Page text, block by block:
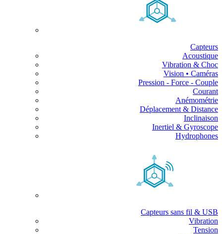
Capteurs
Acoustique
Vibration & Choc
Vision • Caméras
Pression - Force - Couple
Courant
Anémométrie
Déplacement & Distance
Inclinaison
Inertiel & Gyroscope
Hydrophones
Capteurs sans fil & USB
Vibration
Tension